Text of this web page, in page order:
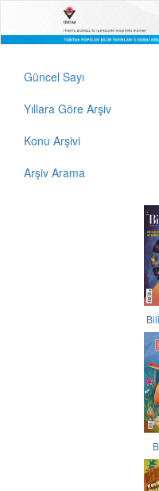
Güncel Sayı
Yıllara Göre Arşiv
Konu Arşivi
Arşiv Arama